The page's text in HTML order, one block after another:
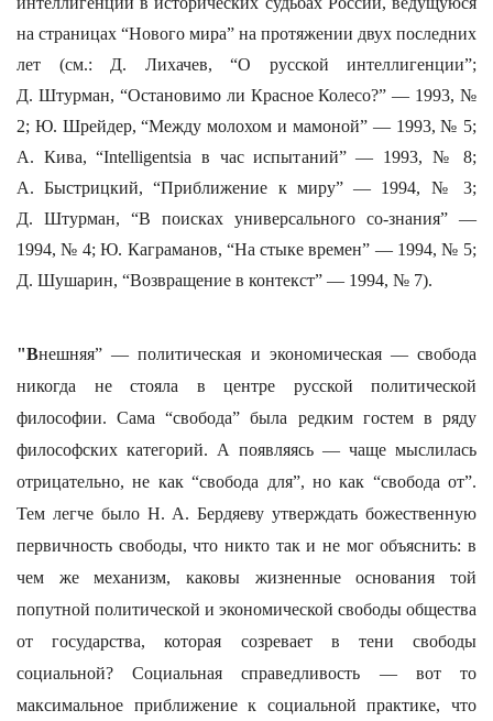
на страницах “Нового мира” на протяжении двух последних
лет (см.: Д. Лихачев, “О русской интеллигенции”;
Д. Штурман, “Остановимо ли Красное Колесо?” — 1993, №
2; Ю. Шрейдер, “Между молохом и мамоной” — 1993, № 5;
А. Кива, “Intelligentsia в час испытаний” — 1993, № 8;
А. Быстрицкий, “Приближение к миру” — 1994, № 3;
Д. Штурман, “В поисках универсального со-знания” —
1994, № 4; Ю. Каграманов, “На стыке времен” — 1994, № 5;
Д. Шушарин, “Возвращение в контекст” — 1994, № 7).
"Внешняя” — политическая и экономическая — свобода
никогда не стояла в центре русской политической
философии. Сама “свобода” была редким гостем в ряду
философских категорий. А появляясь — чаще мыслилась
отрицательно, не как “свобода для”, но как “свобода от”.
Тем легче было Н. А. Бердяеву утверждать божественную
первичность свободы, что никто так и не мог объяснить: в
чем же механизм, каковы жизненные основания той
попутной политической и экономической свободы общества
от государства, которая созревает в тени свободы
социальной? Социальная справедливость — вот то
максимальное приближение к социальной практике, что